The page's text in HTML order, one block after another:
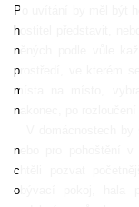
Po uvítání by měl být
hostitel představit,
něných podle vůle
prostředí, ve kterém
místa na místo,
nakonec, po
nebo pro pohoš­tění v
chtěli pozvat
obývací pokoj, hala